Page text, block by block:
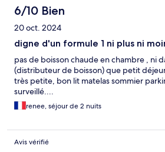
6/10 Bien
20 oct. 2024
digne d'un formule 1 ni plus ni
pas de boisson chaude en chambre , ni
(distributeur de boisson) que petit
très petite, bon lit matelas sommier
surveillé....
renee, séjour de 2 nuits
Avis vérifié